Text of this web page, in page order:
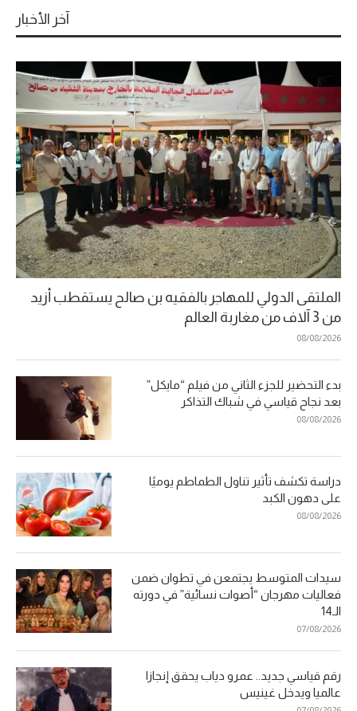
آخر الأخبار
الملتقى الدولي للمهاجر بالفقيه بن صالح يستقطب أزيد
من 3 آلاف من مغاربة العالم
08/08/2026
بدء التحضير للجزء الثاني من فيلم “مايكل”
بعد نجاح قياسي في شباك التذاكر
08/08/2026
دراسة تكشف تأثير تناول الطماطم يوميًا
على دهون الكبد
08/08/2026
سيدات المتوسط يجتمعن في تطوان ضمن
فعاليات مهرجان “أصوات نسائية” في دورته
الـ14
07/08/2026
رقم قياسي جديد.. عمرو دياب يحقق إنجازا
عالميا ويدخل غينيس